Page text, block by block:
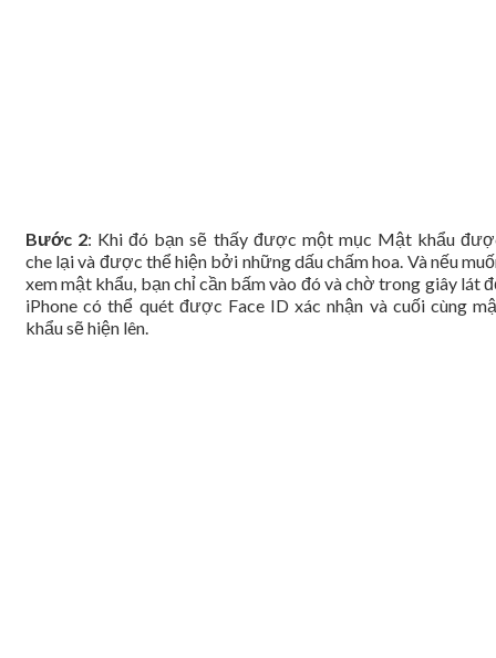
Bước 2: Khi đó bạn sẽ thấy được một mục Mật khẩu
che lại và được thể hiện bởi những dấu chấm hoa. Và nếu
xem mật khẩu, bạn chỉ cần bấm vào đó và chờ trong giây lát
iPhone có thể quét được Face ID xác nhận và cuối cùng
khẩu sẽ hiện lên.